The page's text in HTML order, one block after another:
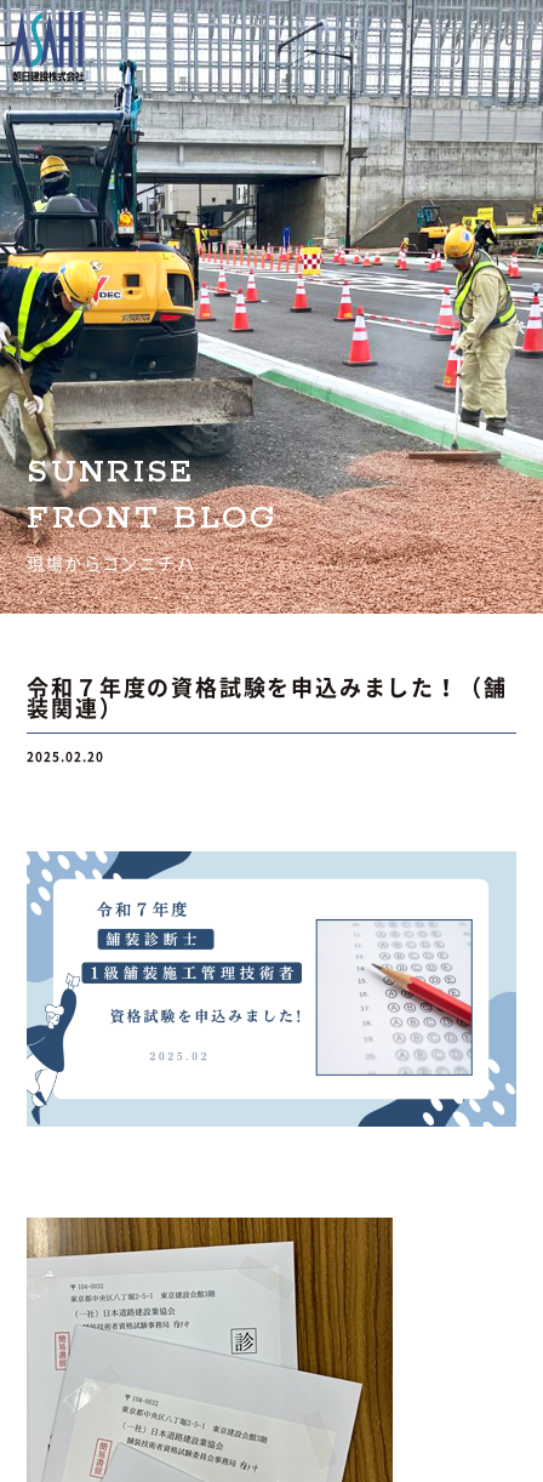
トップ
私たちの想いと強み
事業案内
会社情報
採用情報
お知らせ
BLOG
お問い合わせ
お問い合わせ
SUNRISE
FRONT BLOG
現場からコンニチハ
令和７年度の資格試験を申込みました！（舗
装関連）
2025.02.20